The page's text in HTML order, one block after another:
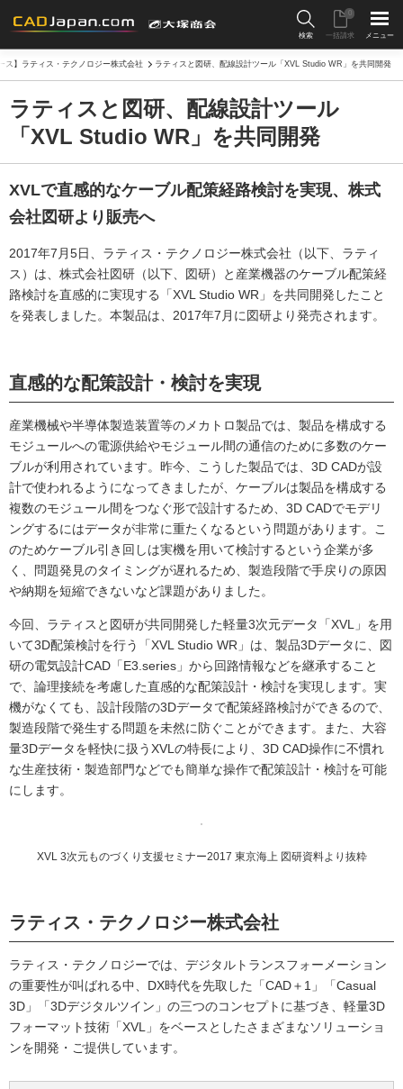
検索 一括請求
0
メニュー
ス】ラティス・テクノロジー株式会社 ラティスと図研、配線設計ツール「XVL Studio WR」を共同開発
ラティスと図研、配線設計ツール
「XVL Studio WR」を共同開発
XVLで直感的なケーブル配策経路検討を実現、株式
会社図研より販売へ
2017年7月5日、ラティス・テクノロジー株式会社（以下、ラティ
ス）は、株式会社図研（以下、図研）と産業機器のケーブル配策経
路検討を直感的に実現する「XVL Studio WR」を共同開発したこと
を発表しました。本製品は、2017年7月に図研より発売されます。
直感的な配策設計・検討を実現
産業機械や半導体製造装置等のメカトロ製品では、製品を構成する
モジュールへの電源供給やモジュール間の通信のために多数のケー
ブルが利用されています。昨今、こうした製品では、3D CADが設
計で使われるようになってきましたが、ケーブルは製品を構成する
複数のモジュール間をつなぐ形で設計するため、3D CADでモデリ
ングするにはデータが非常に重たくなるという問題があります。こ
のためケーブル引き回しは実機を用いて検討するという企業が多
く、問題発見のタイミングが遅れるため、製造段階で手戻りの原因
や納期を短縮できないなど課題がありました。
今回、ラティスと図研が共同開発した軽量3次元データ「XVL」を用
いて3D配策検討を行う「XVL Studio WR」は、製品3Dデータに、図
研の電気設計CAD「E3.series」から回路情報などを継承すること
で、論理接続を考慮した直感的な配策設計・検討を実現します。実
機がなくても、設計段階の3Dデータで配策経路検討ができるので、
製造段階で発生する問題を未然に防ぐことができます。また、大容
量3Dデータを軽快に扱うXVLの特長により、3D CAD操作に不慣れ
な生産技術・製造部門などでも簡単な操作で配策設計・検討を可能
にします。
XVL 3次元ものづくり支援セミナー2017 東京海上 図研資料より抜粋
ラティス・テクノロジー株式会社
ラティス・テクノロジーでは、デジタルトランスフォーメーション
の重要性が叫ばれる中、DX時代を先取した「CAD＋1」「Casual
3D」「3Dデジタルツイン」の三つのコンセプトに基づき、軽量3D
フォーマット技術「XVL」をベースとしたさまざまなソリューショ
ンを開発・ご提供しています。